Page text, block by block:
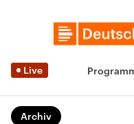
Live
Archiv